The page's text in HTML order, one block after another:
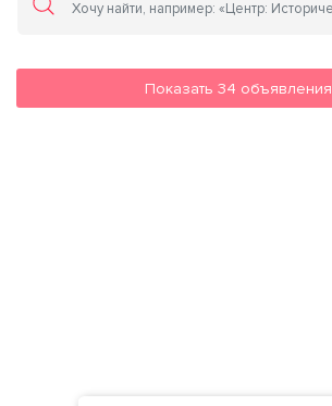
Показать 34 объявления